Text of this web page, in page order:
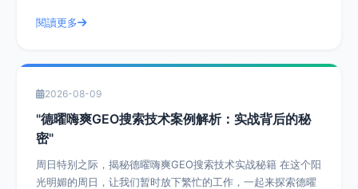
閱讀更多
2026-08-09
"德曜嗨爽GEO搜索技术案例解析：实战背后的秘
密"
周日特别之际，揭秘德曜嗨爽GEO搜索技术实战秘籍 在这个阳
光明媚的周日，让我们暂时放下繁忙的工作，一起来探索德曜